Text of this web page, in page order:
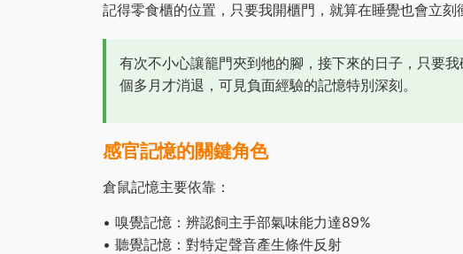
記得零食櫃的位置，只要我開櫃門，就算在睡覺也會立刻
有次不小心讓籠門夾到牠的腳，接下來的日子，只要
個多月才消退，可見負面經驗的記憶特別深刻。
感官記憶的關鍵角色
倉鼠記憶主要依靠：
• 嗅覺記憶：辨認飼主手部氣味能力達89%
• 聽覺記憶：對特定聲音產生條件反射